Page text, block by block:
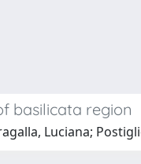
basilicata region
Luciana;